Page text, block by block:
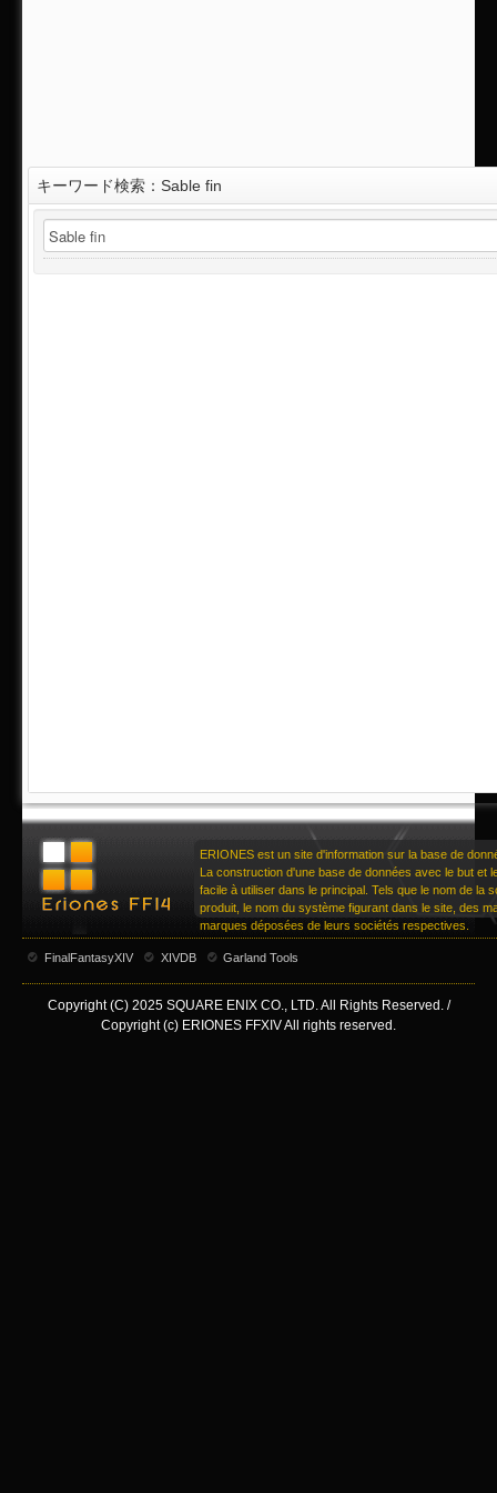
キーワード検索：Sable fin
ERIONES est un site d'information sur la base de
La construction d'une base de données avec le but et
facile à utiliser dans le principal. Tels que le nom de la
produit, le nom du système figurant dans le site, des
marques déposées de leurs sociétés respectives.
FinalFantasyXIV XIVDB Garland Tools
Copyright (C) 2025 SQUARE ENIX CO., LTD. All Rights Reserved. /
Copyright (c) ERIONES FFXIV All rights reserved.